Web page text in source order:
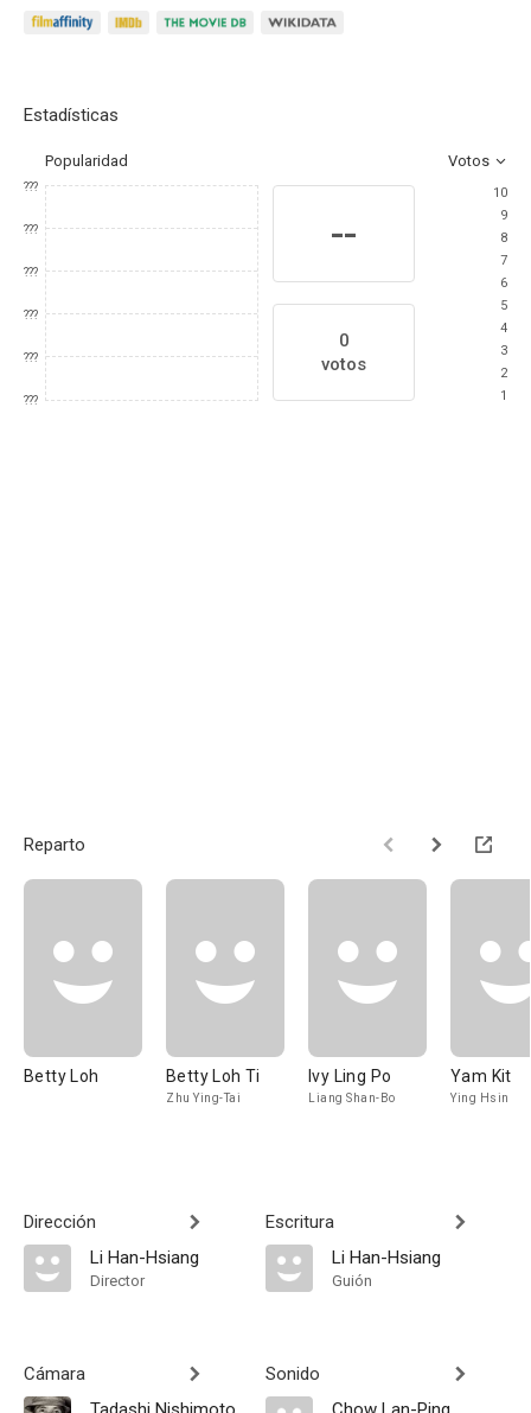
Estadísticas
Popularidad Votos
???
???
???
???
???
???
--
0
votos
10
9
8
7
6
5
4
3
2
1
Reparto
Betty Loh Betty Loh Ti
Zhu Ying-Tai
Ivy Ling Po
Liang Shan-Bo
Yam Kit
Ying Hsin
Dirección
Li Han-Hsiang
Director
Cámara
Escritura
Li Han-Hsiang
Guión
Sonido